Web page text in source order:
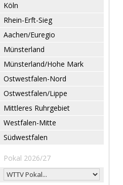
Köln
Rhein-Erft-Sieg
Aachen/Euregio
Münsterland
Münsterland/Hohe Mark
Ostwestfalen-Nord
Ostwestfalen/Lippe
Mittleres Ruhrgebiet
Westfalen-Mitte
Südwestfalen
Pokal 2026/27